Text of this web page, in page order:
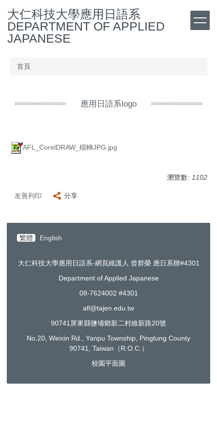
到
要
大仁科技大學應用日語系
DEPARTMENT OF APPLIED
JAPANESE
首頁
應用日語系logo
AFL_CorelDRAW_檔轉JPG.jpg
瀏覽數: 1102
友善列印 分享
繁體 English
大仁科技大學應用日語系-網頁維護人 曾群榮 應日系辦#4301
Department of Applied Japanese
08-7624002 #4301
afl@tajen.edu.tw
90741屏東縣鹽埔鄉新二村維新路20號
No.20, Weixin Rd., Yanpu Township, Pingtung County
90741, Taiwan（R.O.C.）
校園平面圖